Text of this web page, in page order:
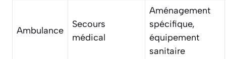
Ambulance
Secours
médical
Aménagement
spécifique,
équipement
sanitaire